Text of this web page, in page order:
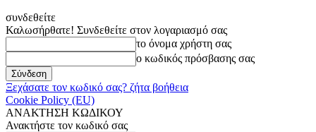
συνδεθείτε
Καλωσήρθατε! Συνδεθείτε στον λογαριασμό σας
το όνομα χρήστη σας
ο κωδικός πρόσβασης σας
Ξεχάσατε τον κωδικό σας? ζήτα βοήθεια
Cookie Policy (EU)
ΑΝΑΚΤΗΣΗ ΚΩΔΙΚΟΥ
Ανακτήστε τον κωδικό σας